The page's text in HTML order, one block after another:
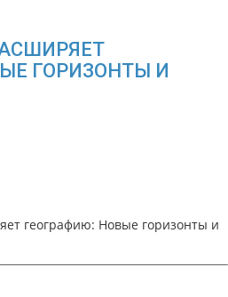
ГОРИЗОНТЫ И
географию: Новые горизонты и